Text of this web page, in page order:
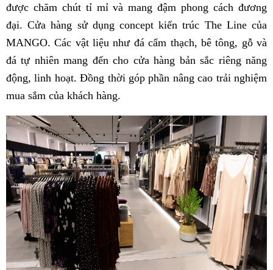
được chăm chút tỉ mỉ và mang đậm phong cách đương
đại. Cửa hàng sử dụng concept kiến trúc The Line của
MANGO. Các vật liệu như đá cẩm thạch, bê tông, gỗ và
đá tự nhiên mang đến cho cửa hàng bản sắc riêng năng
động, linh hoạt. Đồng thời góp phần nâng cao trải nghiệm
mua sắm của khách hàng.